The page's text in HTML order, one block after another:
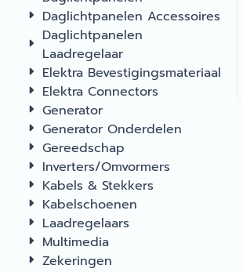
Daglichtpanelen Accessoires
Daglichtpanelen
Laadregelaar
Elektra Bevestigingsmateriaal
Elektra Connectors
Generator
Generator Onderdelen
Gereedschap
Inverters/Omvormers
Kabels & Stekkers
Kabelschoenen
Laadregelaars
Multimedia
Zekeringen